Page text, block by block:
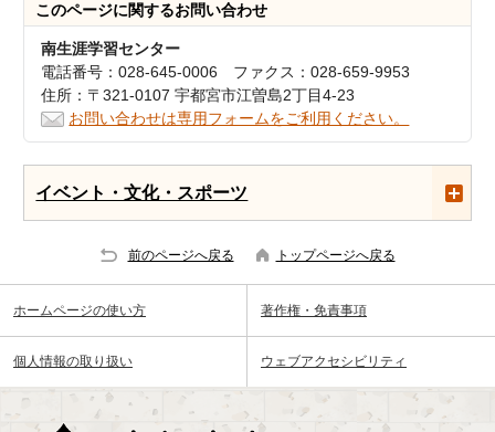
このページに関するお問い合わせ
南生涯学習センター
電話番号：028-645-0006 ファクス：028-659-9953
住所：〒321-0107 宇都宮市江曽島2丁目4-23
お問い合わせは専用フォームをご利用ください。
イベント・文化・スポーツ
前のページへ戻る トップページへ戻る
ホームページの使い方 著作権・免責事項
個人情報の取り扱い ウェブアクセシビリティ